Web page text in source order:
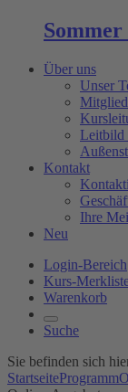
Sommer
Über uns
Unser
Leitbild
Kontakt
Ihre
Neu
Login-Bereich
Kurs-
Warenkorb
Suche
Sie befinden sich
StartseiteProgramm